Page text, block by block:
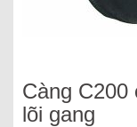
Càng C200
lõi gang